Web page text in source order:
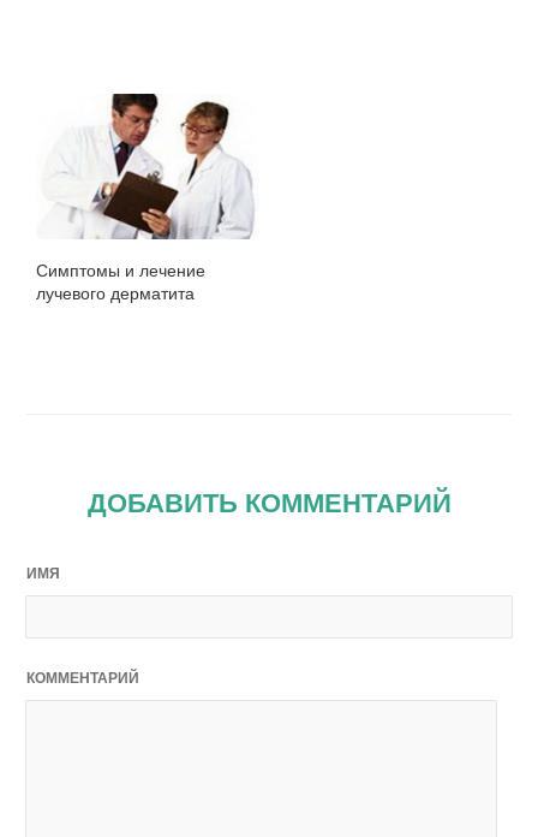
Симптомы и лечение
лучевого дерматита
ДОБАВИТЬ КОММЕНТАРИЙ
ИМЯ
КОММЕНТАРИЙ